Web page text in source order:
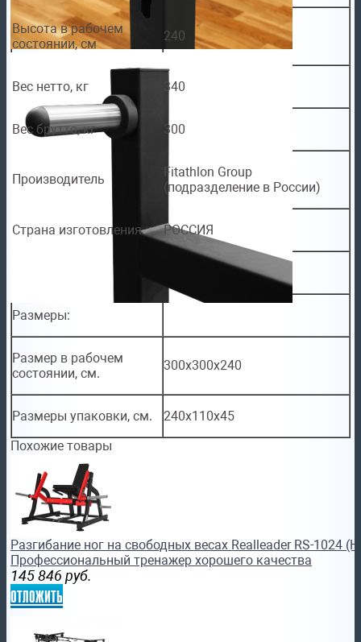
Высота в рабочем
состоянии, см
240
Вес нетто, кг 340
Вес брутто, кг 300
Производитель
Fitathlon Group
(подразделение в России)
Страна изготовления РОССИЯ
Размеры:
Размер в рабочем
состоянии, см.
300х300x240
Размеры упаковки, см.
240х110x45
Похожие товары
Разгибание ног на свободных весах Realleader RS-1024
Профессиональный тренажер хорошего качества
145 846 руб.
отложить